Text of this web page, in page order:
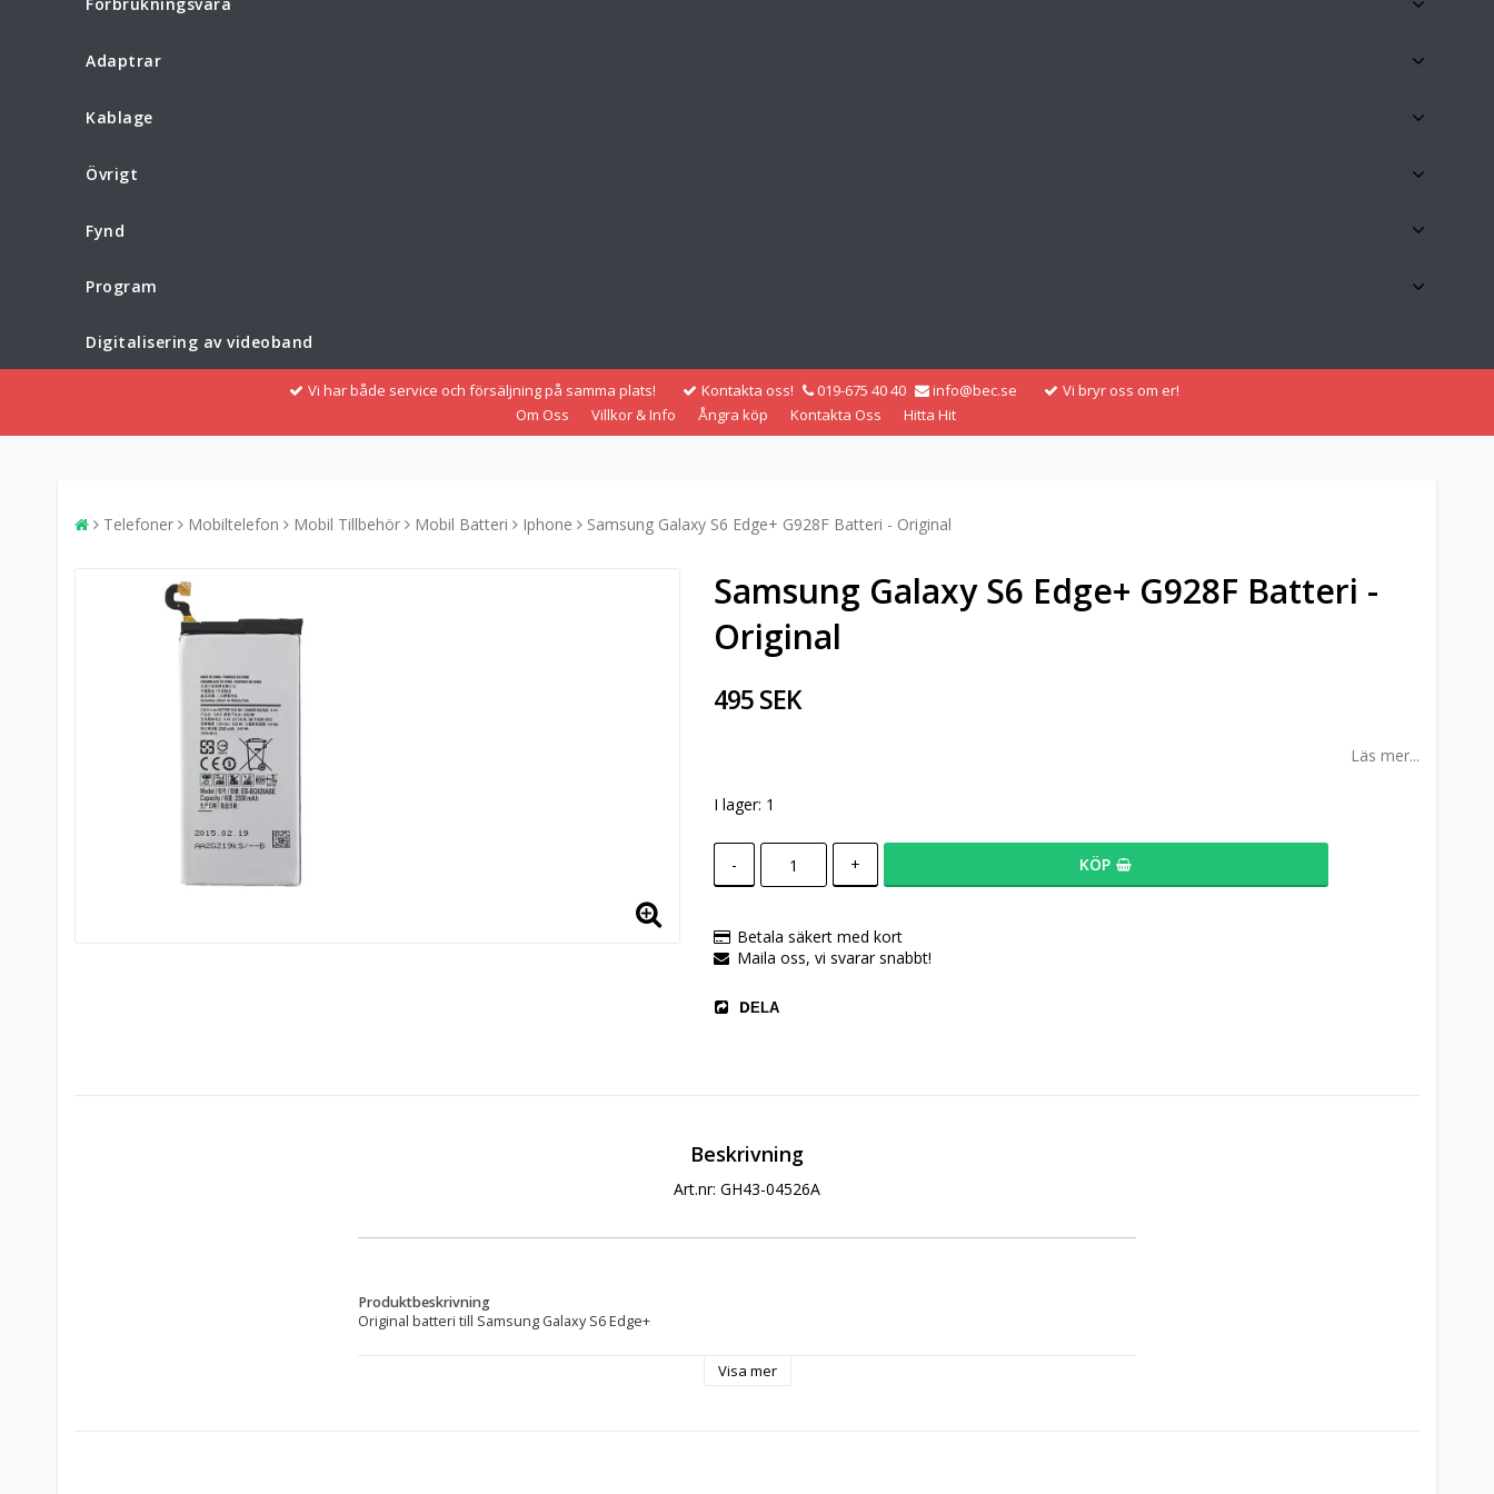
Förbrukningsvara
Adaptrar
Kablage
Övrigt
Fynd
Program
Digitalisering av videoband
Vi har både service och försäljning på samma plats! Kontakta oss! 019-675 40 40 info@bec.se
Vi bryr oss om er!
Om Oss
Villkor & Info Ångra köp Kontakta Oss Hitta Hit
Telefoner Mobiltelefon Mobil Tillbehör Mobil Batteri Iphone Samsung Galaxy S6 Edge+ G928F Batteri - Original
Samsung Galaxy S6 Edge+ G928F Batteri -
Original
495 SEK
Läs mer...
I lager: 1
- + KÖP
Betala säkert med kort
Maila oss, vi svarar snabbt!
DELA
Beskrivning
Art.nr: GH43-04526A
Produktbeskrivning
Original batteri till Samsung Galaxy S6 Edge+
Visa mer